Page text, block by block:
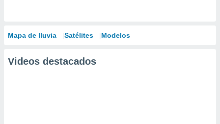
Mapa de lluvia Satélites Modelos
Videos destacados